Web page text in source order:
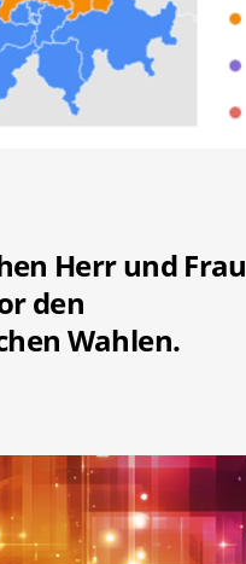
Herr und Frau
den
Wahlen.